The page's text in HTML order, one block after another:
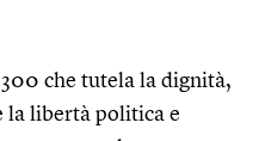
che tutela la dignità,
la libertà politica e